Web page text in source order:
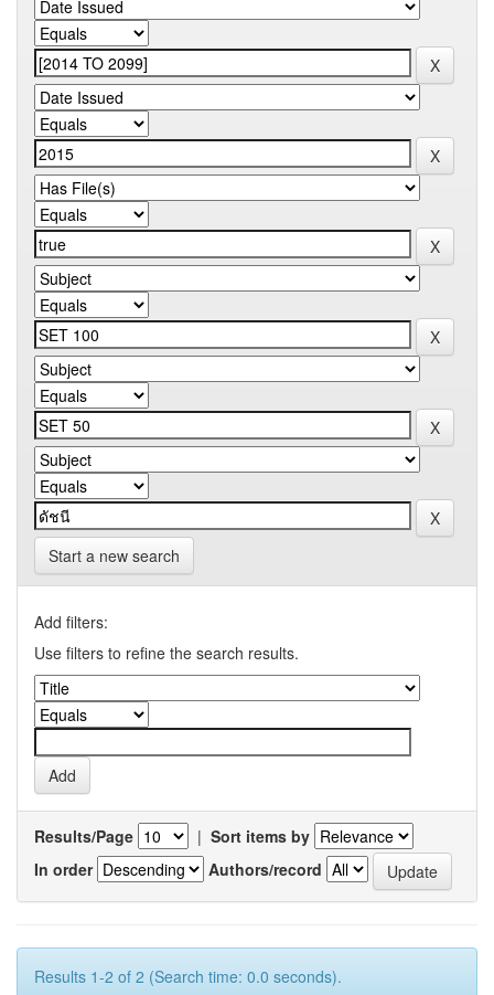
Start a new search
Add filters:
Use filters to refine the search results.
Results/Page | Sort items by
In order
Authors/record
Results 1-2 of 2 (Search time: 0.0 seconds).